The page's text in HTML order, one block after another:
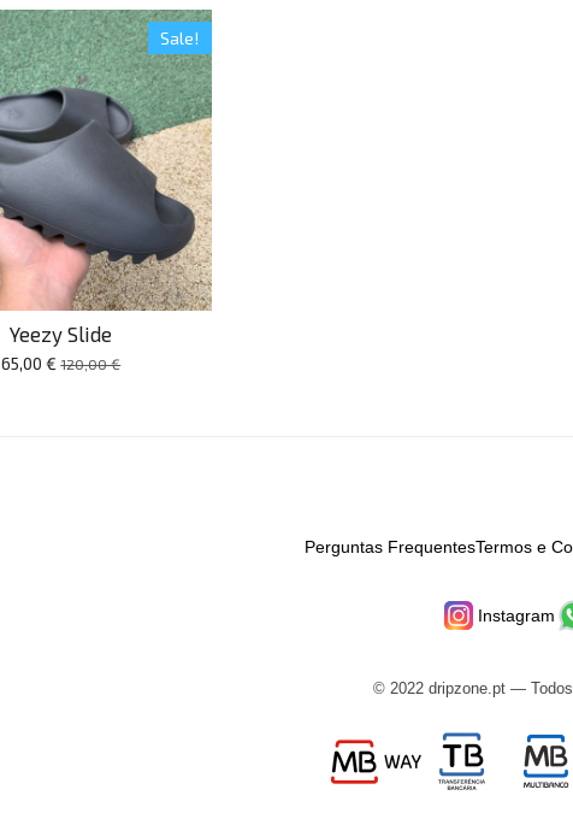
Sale!
Yeezy Slide
65,00 € 120,00 €
Perguntas FrequentesTermos e
Instagram
© 2022 dripzone.pt —